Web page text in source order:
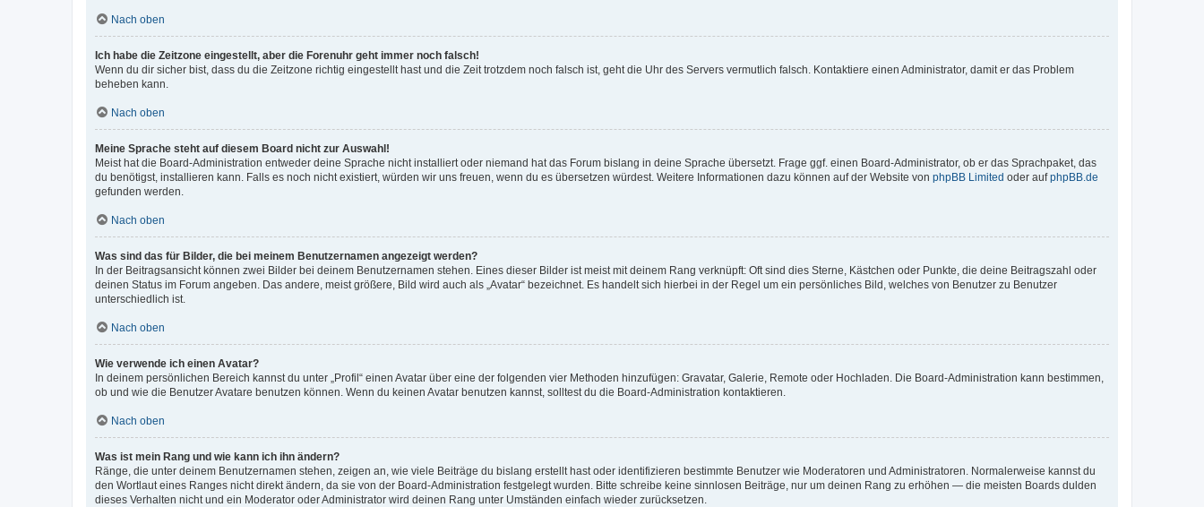
Nach oben
Ich habe die Zeitzone eingestellt, aber die Forenuhr geht immer noch falsch!
Wenn du dir sicher bist, dass du die Zeitzone richtig eingestellt hast und die Zeit trotzdem noch falsch ist, geht die Uhr des Servers vermutlich falsch. Kontaktiere einen Administrator, damit er das Problem
beheben kann.
Nach oben
Meine Sprache steht auf diesem Board nicht zur Auswahl!
Meist hat die Board-Administration entweder deine Sprache nicht installiert oder niemand hat das Forum bislang in deine Sprache übersetzt. Frage ggf. einen Board-Administrator, ob er das Sprachpaket, das
du benötigst, installieren kann. Falls es noch nicht existiert, würden wir uns freuen, wenn du es übersetzen würdest. Weitere Informationen dazu können auf der Website von phpBB Limited oder aufphpBB.de
gefunden werden.
Nach oben
Was sind das für Bilder, die bei meinem Benutzernamen angezeigt werden?
In der Beitragsansicht können zwei Bilder bei deinem Benutzernamen stehen. Eines dieser Bilder ist meist mit deinem Rang verknüpft: Oft sind dies Sterne, Kästchen oder Punkte, die deine Beitragszahl oder
deinen Status im Forum angeben. Das andere, meist größere, Bild wird auch als „Avatar“ bezeichnet. Es handelt sich hierbei in der Regel um ein persönliches Bild, welches von Benutzer zu Benutzer
unterschiedlich ist.
Nach oben
Wie verwende ich einen Avatar?
In deinem persönlichen Bereich kannst du unter „Profil“ einen Avatar über eine der folgenden vier Methoden hinzufügen: Gravatar, Galerie, Remote oder Hochladen. Die Board-Administration kann bestimmen,
ob und wie die Benutzer Avatare benutzen können. Wenn du keinen Avatar benutzen kannst, solltest du die Board-Administration kontaktieren.
Nach oben
Was ist mein Rang und wie kann ich ihn ändern?
Ränge, die unter deinem Benutzernamen stehen, zeigen an, wie viele Beiträge du bislang erstellt hast oder identifizieren bestimmte Benutzer wie Moderatoren und Administratoren. Normalerweise kannst du
den Wortlaut eines Ranges nicht direkt ändern, da sie von der Board-Administration festgelegt wurden. Bitte schreibe keine sinnlosen Beiträge, nur um deinen Rang zu erhöhen — die meisten Boards dulden
dieses Verhalten nicht und ein Moderator oder Administrator wird deinen Rang unter Umständen einfach wieder zurücksetzen.